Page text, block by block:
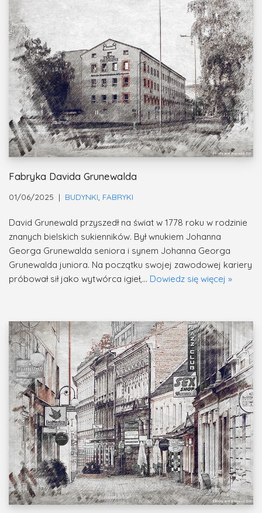
Fabryka Davida Grunewalda
01/06/2025 BUDYNKI FABRYKI
David Grunewald przyszedł na świat w 1778 roku w rodzinie
znanych bielskich sukienników. Był wnukiem Johanna
Georga Grunewalda seniora i synem Johanna Georga
Grunewalda juniora. Na początku swojej zawodowej kariery
próbował sił jako wytwórca igieł,… Dowiedz się więcej »